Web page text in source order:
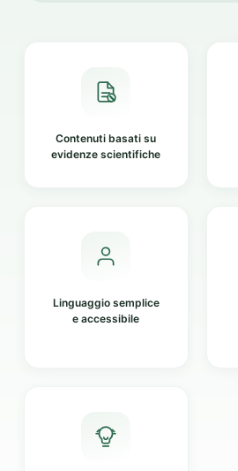
Contenuti basati su
evidenze scientifiche
Linguaggio semplice
e accessibile